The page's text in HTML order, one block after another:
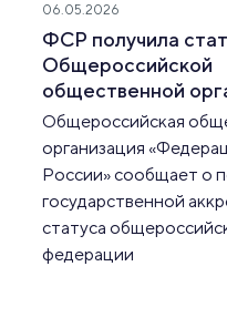
06.05.2026
ФСР получила
Общероссийской
общественной
Общероссийская
организация
России» сообщает о
государственной
статуса
федерации